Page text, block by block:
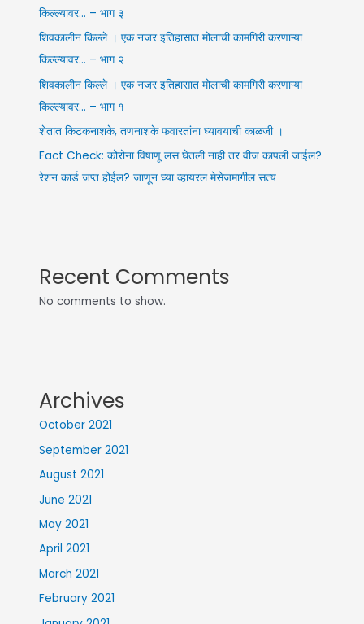
किल्ल्यावर… – भाग ३
शिवकालीन किल्ले । एक नजर इतिहासात मोलाची कामगिरी करणाऱ्या
किल्ल्यावर… – भाग २
शिवकालीन किल्ले । एक नजर इतिहासात मोलाची कामगिरी करणाऱ्या
किल्ल्यावर… – भाग १
शेतात किटकनाशके, तणनाशके फवारतांना घ्यावयाची काळजी ।
Fact Check: कोरोना विषाणू लस घेतली नाही तर वीज कापली जाईल?
रेशन कार्ड जप्त होईल? जाणून घ्या व्हायरल मेसेजमागील सत्य
Recent Comments
No comments to show.
Archives
October 2021
September 2021
August 2021
June 2021
May 2021
April 2021
March 2021
February 2021